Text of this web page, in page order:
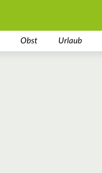
Obst Urlaub